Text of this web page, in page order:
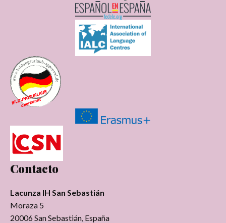
Contacto
Lacunza IH San Sebastián
Moraza 5
20006 San Sebastián, España